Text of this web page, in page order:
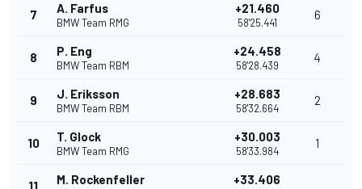
7 A. Farfus
BMW Team RMG
+21.460
58'25.441
6
8 P. Eng
BMW Team RBM
+24.458
58'28.439
4
9 J. Eriksson
BMW Team RBM
+28.683
58'32.664
2
10 T. Glock
BMW Team RMG
+30.003
58'33.984
1
11 M. Rockenfeller +33.406